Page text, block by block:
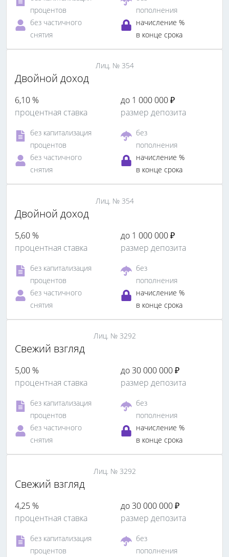
процентов
пополнения
без частичного
снятия
начисление %
в конце срока
Лиц. № 354
Двойной доход
6,10 %
процентная ставка
до 1 000 000 ₽
размер депозита
без капитализация
процентов
без
пополнения
без частичного
снятия
начисление %
в конце срока
Лиц. № 354
Двойной доход
5,60 %
процентная ставка
до 1 000 000 ₽
размер депозита
без капитализация
процентов
без
пополнения
без частичного
снятия
начисление %
в конце срока
Лиц. № 3292
Свежий взгляд
5,00 %
процентная ставка
до 30 000 000 ₽
размер депозита
без капитализация
процентов
без
пополнения
без частичного
снятия
начисление %
в конце срока
Лиц. № 3292
Свежий взгляд
4,25 %
процентная ставка
до 30 000 000 ₽
размер депозита
без капитализация
процентов
без
пополнения